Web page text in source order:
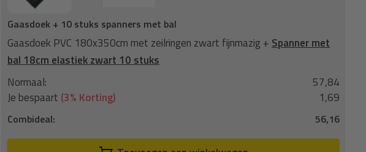
Gaasdoek + 10 stuks spanners met bal
Gaasdoek PVC 180x350cm met zeilringen zwart fijnmazig +Spanner met
bal 18cm elastiek zwart 10 stuks
Normaal:
57,84
Je bespaart (3% Korting) 1,69
Combideal: 56,16